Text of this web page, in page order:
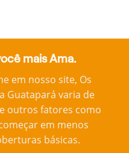
mais Ama.
em nosso site, Os
Guatapará varia de
outros fatores como
em menos
básicas.